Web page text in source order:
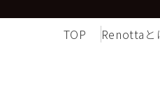
TOP Renottaと